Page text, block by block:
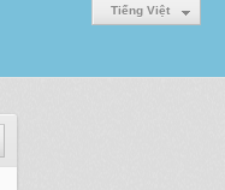
Tiếng Việt